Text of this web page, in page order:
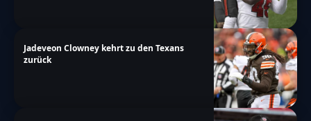
Jadeveon Clowney kehrt zu den Texans
zurück